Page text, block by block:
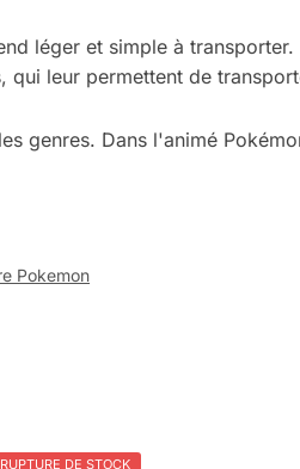
léger et simple à
leur permettent de
genres. Dans l'animé
Pokemon
RUPTURE DE STOCK